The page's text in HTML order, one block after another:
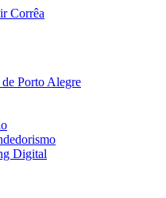
Porto Alegre
Digital